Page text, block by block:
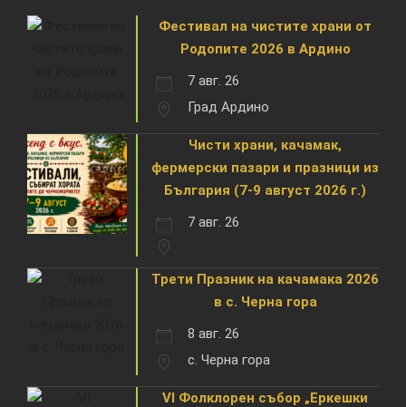
Фестивал на чистите храни от
Родопите 2026 в Ардино
7 авг. 26
Град Ардино
Чисти храни, качамак,
фермерски пазари и празници из
България (7-9 август 2026 г.)
7 авг. 26
Трети Празник на качамака 2026
в с. Черна гора
8 авг. 26
с. Черна гора
VI Фолклорен събор „Еркешки